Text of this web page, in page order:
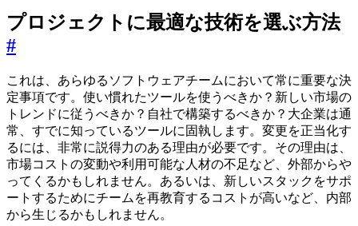
プロジェクトに最適な技術を選ぶ方法
#
これは、あらゆるソフトウェアチームにおいて常に重要な決
定事項です。使い慣れたツールを使うべきか？新しい市場の
トレンドに従うべきか？自社で構築するべきか？大企業は通
常、すでに知っているツールに固執します。変更を正当化す
るには、非常に説得力のある理由が必要です。その理由は、
市場コストの変動や利用可能な人材の不足など、外部からや
ってくるかもしれません。あるいは、新しいスタックをサポ
ートするためにチームを再教育するコストが高いなど、内部
から生じるかもしれません。